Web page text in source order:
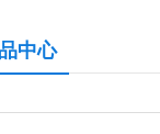
中心